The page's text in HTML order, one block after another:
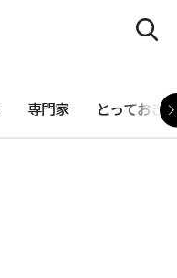
専門家 とっておき